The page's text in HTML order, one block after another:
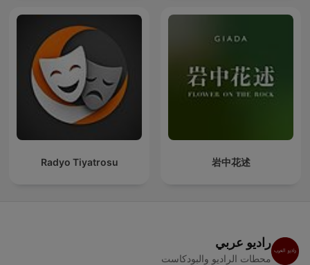
岩中花述
Radyo Tiyatrosu
راديو عربي
محطات الراديو والبودكاست